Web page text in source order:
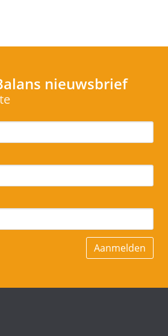
nieuwsbrief